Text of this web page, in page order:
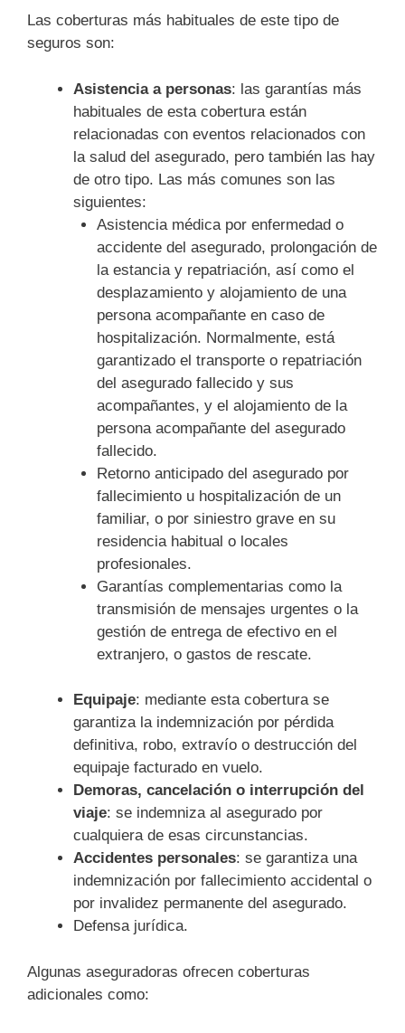
Las coberturas más habituales de este tipo de
seguros son:
Asistencia a personas: las garantías más
habituales de esta cobertura están
relacionadas con eventos relacionados con
la salud del asegurado, pero también las hay
de otro tipo. Las más comunes son las
siguientes:
Asistencia médica por enfermedad o
accidente del asegurado, prolongación de
la estancia y repatriación, así como el
desplazamiento y alojamiento de una
persona acompañante en caso de
hospitalización. Normalmente, está
garantizado el transporte o repatriación
del asegurado fallecido y sus
acompañantes, y el alojamiento de la
persona acompañante del asegurado
fallecido.
Retorno anticipado del asegurado por
fallecimiento u hospitalización de un
familiar, o por siniestro grave en su
residencia habitual o locales
profesionales.
Garantías complementarias como la
transmisión de mensajes urgentes o la
gestión de entrega de efectivo en el
extranjero, o gastos de rescate.
Equipaje: mediante esta cobertura se
garantiza la indemnización por pérdida
definitiva, robo, extravío o destrucción del
equipaje facturado en vuelo.
Demoras, cancelación o interrupción del
viaje: se indemniza al asegurado por
cualquiera de esas circunstancias.
Accidentes personales: se garantiza una
indemnización por fallecimiento accidental o
por invalidez permanente del asegurado.
Defensa jurídica.
Algunas aseguradoras ofrecen coberturas
adicionales como: